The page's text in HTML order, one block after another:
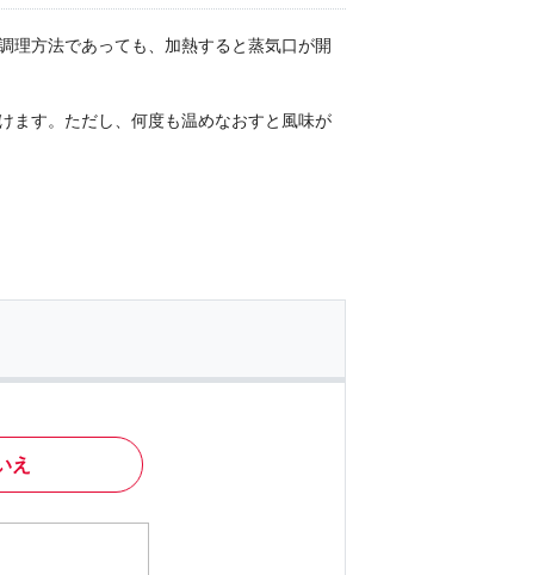
理方法であっても、加熱すると蒸気口が開
ます。ただし、何度も温めなおすと風味が
え